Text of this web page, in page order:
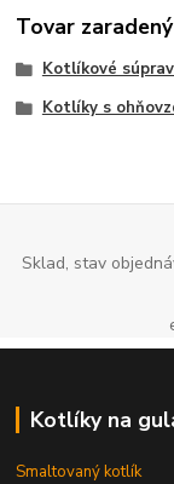
Tovar
Kotlíkové
Kotlíky s
Sklad, stav
Kotlíky na
Smaltovaný kotlík